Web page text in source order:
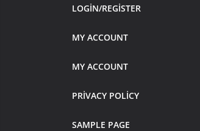
LOGIN/REGISTER
MY ACCOUNT
MY ACCOUNT
PRIVACY POLICY
SAMPLE PAGE